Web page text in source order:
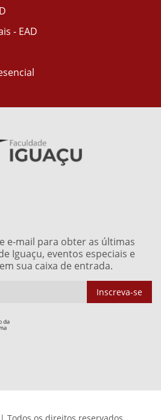
- EAD
e-mail para obter as últimas
Iguaçu, eventos especiais e
sua caixa de entrada.
Inscreva-se